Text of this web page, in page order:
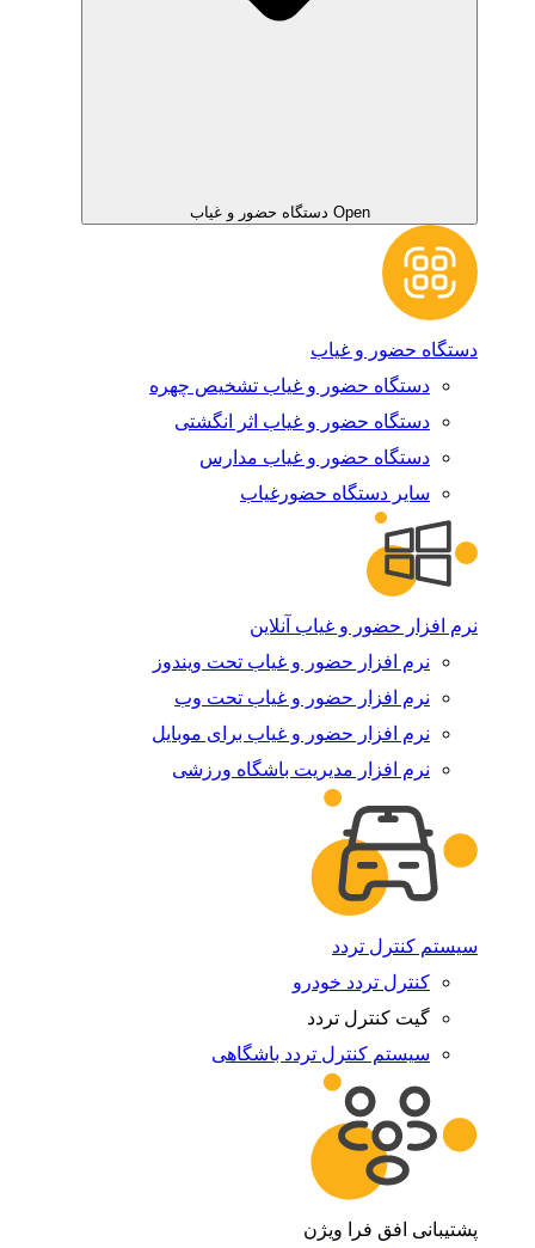
Open دستگاه حضور و غیاب
دستگاه حضور و غیاب
دستگاه حضور و غیاب تشخیص چهره
دستگاه حضور و غیاب اثر انگشتی
دستگاه حضور و غیاب مدارس
سایر دستگاه حضورغیاب
نرم افزار حضور و غیاب آنلاین
نرم افزار حضور و غیاب تحت ویندوز
نرم افزار حضور و غیاب تحت وب
نرم افزار حضور و غیاب برای موبایل
نرم افزار مدیریت باشگاه ورزشی
سیستم کنترل تردد
کنترل تردد خودرو
گیت کنترل تردد
سیستم کنترل تردد باشگاهی
پشتیبانی افق فرا ویژن